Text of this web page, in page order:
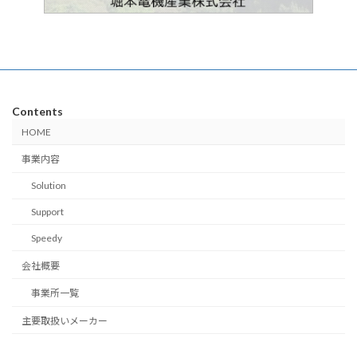
Contents
HOME
事業内容
Solution
Support
Speedy
会社概要
事業所一覧
主要取扱いメーカー